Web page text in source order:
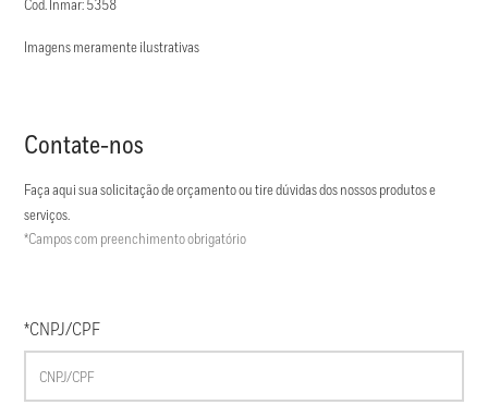
Cod. Inmar: 5358
Imagens meramente ilustrativas
Contate-nos
Faça aqui sua solicitação de orçamento ou tire dúvidas dos nossos produtos e
serviços.
*Campos com preenchimento obrigatório
*CNPJ/CPF